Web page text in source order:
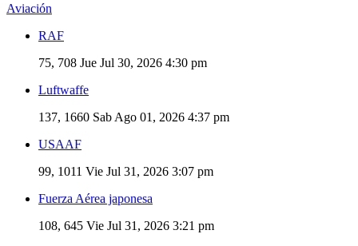
Aviación
RAF
75, 708 Jue Jul 30, 2026 4:30 pm
Luftwaffe
137, 1660 Sab Ago 01, 2026 4:37 pm
USAAF
99, 1011 Vie Jul 31, 2026 3:07 pm
Fuerza Aérea japonesa
108, 645 Vie Jul 31, 2026 3:21 pm